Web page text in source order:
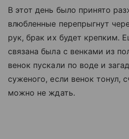
В этот день было принято
влюбленные перепрыгнут
рук, брак их будет крепким.
связана была с венками из
венок пускали по воде и
суженого, если венок тонул,
можно не ждать.